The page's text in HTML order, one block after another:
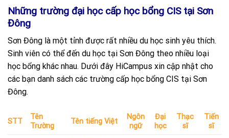
Những trường đại học cấp học bổng CIS tại Sơn
Đông
Sơn Đông là một tỉnh được rất nhiều du học sinh yêu thích.
Sinh viên có thể đến du học tại Sơn Đông theo nhiều loại
học bổng khác nhau. Dưới đây HiCampus xin cập nhật cho
các bạn danh sách các trường cấp học bổng CIS tại Sơn
Đông.
STT
Tên
Trường
Tên tiếng Việt
Ngôn
ngữ
Đại
học
Thạc
sĩ
Tiến
sĩ